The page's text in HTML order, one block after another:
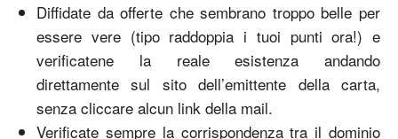
Diffidate da offerte che sembrano troppo belle per
essere vere (tipo raddoppia i tuoi punti ora!) e
verificatene la reale esistenza andando
direttamente sul sito dell’emittente della carta,
senza cliccare alcun link della mail.
Verificate sempre la corrispondenza tra il dominio